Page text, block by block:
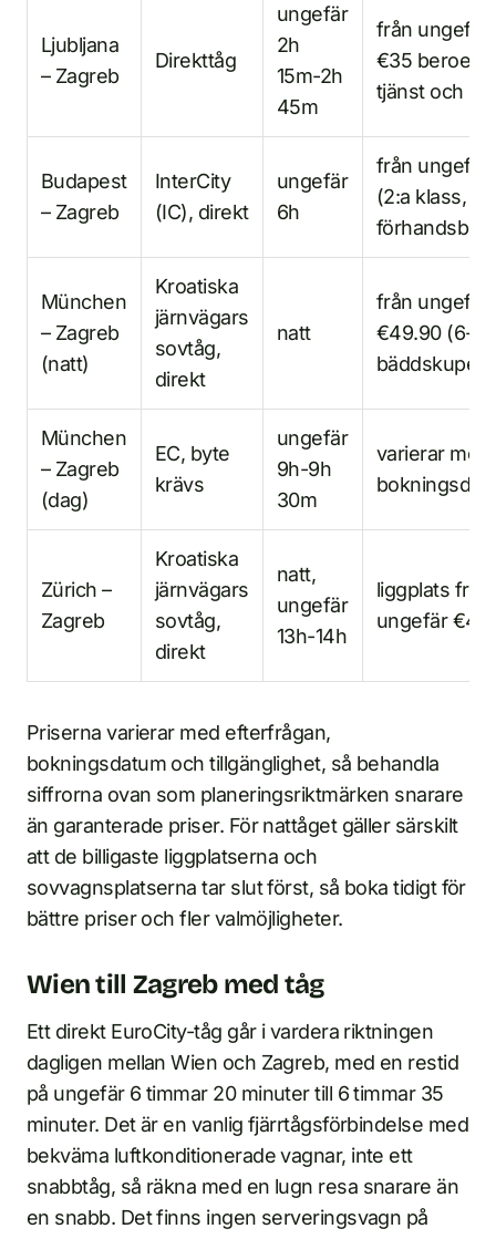
Ljubljana
– Zagreb
Direkttåg
ungefär
2h
15m-2h
45m
från ungefär
€35
tjänst och
Budapest
– Zagreb
InterCity
(IC), direkt
ungefär
6h
från ungefär
(2:a klass,
München
– Zagreb
(natt)
Kroatiska
järnvägars
sovtåg,
direkt
natt
från ungefär
€49.90 (6-
bäddskupe)
München
– Zagreb
(dag)
EC, byte
krävs
ungefär
9h-9h
30m
varierar med
Zürich –
Zagreb
Kroatiska
järnvägars
sovtåg,
direkt
natt,
ungefär
13h-14h
liggplats från
ungefär
Priserna varierar med efterfrågan,
bokningsdatum och tillgänglighet, så behandla
siffrorna ovan som planeringsriktmärken snarare
än garanterade priser. För nattåget gäller särskilt
att de billigaste liggplatserna och
sovvagnsplatserna tar slut först, så boka tidigt för
bättre priser och fler valmöjligheter.
Wien till Zagreb med tåg
Ett direkt EuroCity-tåg går i vardera riktningen
dagligen mellan Wien och Zagreb, med en restid
på ungefär 6 timmar 20 minuter till 6 timmar 35
minuter. Det är en vanlig fjärrtågsförbindelse med
bekväma luftkonditionerade vagnar, inte ett
snabbtåg, så räkna med en lugn resa snarare än
en snabb. Det finns ingen serveringsvagn på